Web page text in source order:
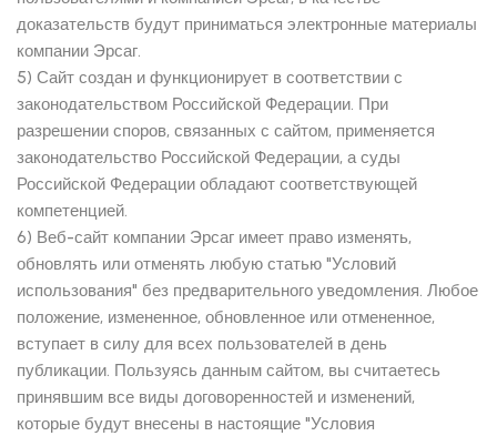
доказательств будут приниматься электронные материалы
компании Эрсаг.
5) Сайт создан и функционирует в соответствии с
законодательством Российской Федерации. При
разрешении споров, связанных с сайтом, применяется
законодательство Российской Федерации, а суды
Российской Федерации обладают соответствующей
компетенцией.
6) Веб-сайт компании Эрсаг имеет право изменять,
обновлять или отменять любую статью "Условий
использования" без предварительного уведомления. Любое
положение, измененное, обновленное или отмененное,
вступает в силу для всех пользователей в день
публикации. Пользуясь данным сайтом, вы считаетесь
принявшим все виды договоренностей и изменений,
которые будут внесены в настоящие "Условия